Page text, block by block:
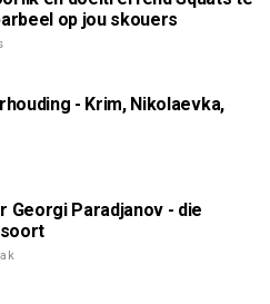
op jou skouers
- Krim, Nikolaevka,
Georgi Paradjanov - die